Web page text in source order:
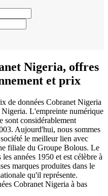
Nigeria, offres
et prix
de données Cobranet Nigeria
L'empreinte numérique
sont considérablement
Aujourd'hui, nous sommes
le meilleur lien avec
filiale du Groupe Bolous. Le
années 1950 et est célèbre à
marques produites dans le
qu'il représente.
Cobranet Nigeria à bas